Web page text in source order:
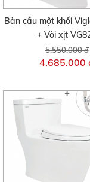
Bàn cầu một khối
+ Vòi xịt
5.550.000 đ
4.685.000